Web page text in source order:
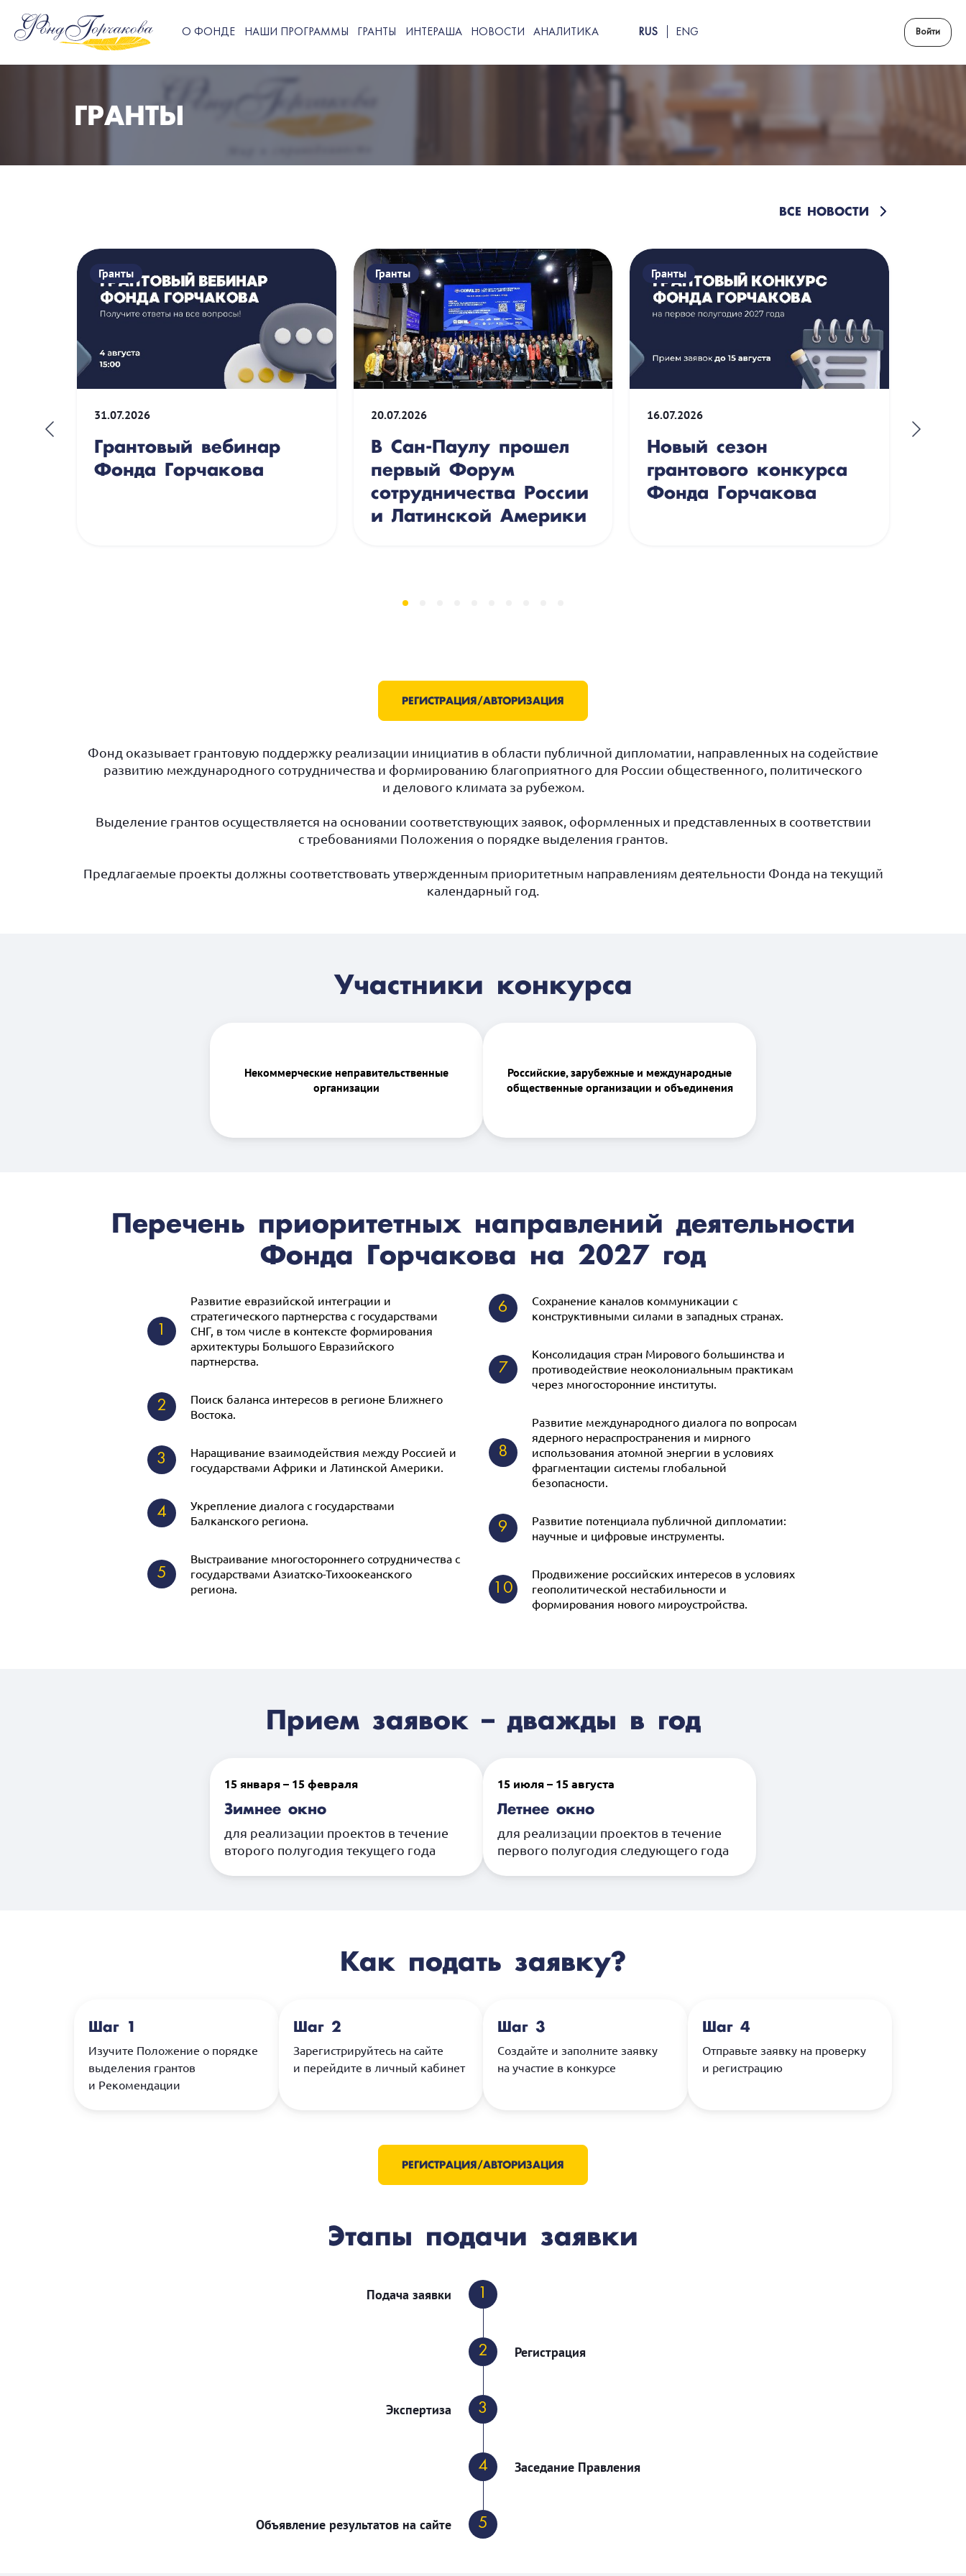
О ФОНДЕ НАШИ ПРОГРАММЫ ГРАНТЫ ИНТЕРАША НОВОСТИ АНАЛИТИКА RUS ENG Войти
ГРАНТЫ
ВСЕ НОВОСТИ
Гранты
31.07.2026
Грантовый вебинар
Фонда Горчакова
Гранты
20.07.2026
В Сан-Паулу прошел
первый Форум
сотрудничества России
и Латинской Америки
Гранты
16.07.2026
Новый сезон
грантового конкурса
Фонда Горчакова
РЕГИСТРАЦИЯ/АВТОРИЗАЦИЯ
Фонд оказывает грантовую поддержку реализации инициатив в области публичной дипломатии, направленных на содействие
развитию международного сотрудничества и формированию благоприятного для России общественного, политического
и делового климата за рубежом.
Выделение грантов осуществляется на основании соответствующих заявок, оформленных и представленных в соответствии
с требованиями Положения о порядке выделения грантов.
Предлагаемые проекты должны соответствовать утвержденным приоритетным направлениям деятельности Фонда на текущий
календарный год.
Участники конкурса
Некоммерческие неправительственные
организации
Российские, зарубежные и международные
общественные организации и объединения
Перечень приоритетных направлений деятельности
Фонда Горчакова на 2027 год
1
Развитие евразийской интеграции и
стратегического партнерства с государствами
СНГ, в том числе в контексте формирования
архитектуры Большого Евразийского
партнерства.
2
Поиск баланса интересов в регионе Ближнего
Востока.
3
Наращивание взаимодействия между Россией и
государствами Африки и Латинской Америки.
4
Укрепление диалога с государствами
Балканского региона.
5
Выстраивание многостороннего сотрудничества с
государствами Азиатско-Тихоокеанского
региона.
6
Сохранение каналов коммуникации с
конструктивными силами в западных странах.
7
Консолидация стран Мирового большинства и
противодействие неоколониальным практикам
через многосторонние институты.
8
Развитие международного диалога по вопросам
ядерного нераспространения и мирного
использования атомной энергии в условиях
фрагментации системы глобальной
безопасности.
9
Развитие потенциала публичной дипломатии:
научные и цифровые инструменты.
10
Продвижение российских интересов в условиях
геополитической нестабильности и
формирования нового мироустройства.
Прием заявок – дважды в год
15 января – 15 февраля
Зимнее окно
для реализации проектов в течение
второго полугодия текущего года
15 июля – 15 августа
Летнее окно
для реализации проектов в течение
первого полугодия следующего года
Как подать заявку?
Шаг 1
Изучите Положение о порядке
выделения грантов
и Рекомендации
Шаг 2
Зарегистрируйтесь на сайте
и перейдите в личный кабинет
Шаг 3
Создайте и заполните заявку
на участие в конкурсе
Шаг 4
Отправьте заявку на проверку
и регистрацию
РЕГИСТРАЦИЯ/АВТОРИЗАЦИЯ
Этапы подачи заявки
Подача заявки 1
2 Регистрация
Экспертиза 3
4 Заседание Правления
Объявление результатов на сайте 5